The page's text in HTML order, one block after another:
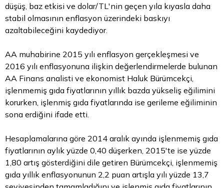
düşüş, baz etkisi ve dolar/TL'nin geçen yıla kıyasla daha
stabil olmasının enflasyon üzerindeki baskıyı
azaltabileceğini kaydediyor.
AA muhabirine 2015 yılı enflasyon gerçekleşmesi ve
2016 yılı enflasyonuna ilişkin değerlendirmelerde bulunan
AA Finans analisti ve ekonomist Haluk Bürümcekçi,
işlenmemiş gıda fiyatlarının yıllık bazda yükseliş eğilimini
korurken, işlenmiş gıda fiyatlarında ise gerileme eğiliminin
sona erdiğini ifade etti.
Hesaplamalarına göre 2014 aralık ayında işlenmemiş gıda
fiyatlarının aylık yüzde 0,40 düşerken, 2015'te ise yüzde
1,80 artış gösterdiğini dile getiren Bürümcekçi, işlenmemiş
gıda yıllık enflasyonunun 2,2 puan artışla yılı yüzde 13,7